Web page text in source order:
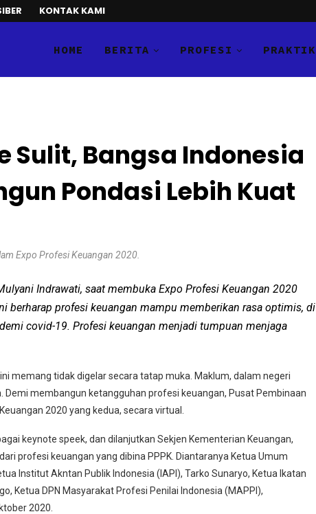
KONTAK KAMI
HOME BERITA PROFESI PRAKTIK
Sulit, Bangsa Indonesia
Pondasi Lebih Kuat
Expo Profesi Keuangan 2020.
Indrawati, saat membuka Expo Profesi Keuangan 2020
berharap profesi keuangan mampu memberikan rasa optimis, di
covid-19. Profesi keuangan menjadi tumpuan menjaga
memang tidak digelar secara tatap muka. Maklum, dalam negeri
Demi membangun ketangguhan profesi keuangan, Pusat Pembinaan
2020 yang kedua, secara virtual.
keynote speek, dan dilanjutkan Sekjen Kementerian Keuangan,
profesi keuangan yang dibina PPPK. Diantaranya Ketua Umum
Institut Akntan Publik Indonesia (IAPI), Tarko Sunaryo, Ketua Ikatan
Ketua DPN Masyarakat Profesi Penilai Indonesia (MAPPI),
2020.